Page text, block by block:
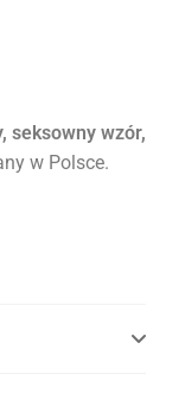
seksowny wzór,
w Polsce.